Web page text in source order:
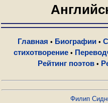
Главная • Биографии•
стихотворение •
Рейтинг поэтов •
Филип